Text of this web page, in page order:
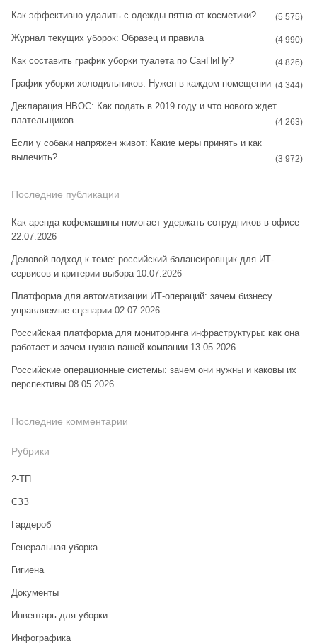
Как эффективно удалить с одежды пятна от косметики? (5 575)
Журнал текущих уборок: Образец и правила (4 990)
Как составить график уборки туалета по СанПиНу? (4 826)
График уборки холодильников: Нужен в каждом помещении (4 344)
Декларация НВОС: Как подать в 2019 году и что нового ждет
плательщиков
(4 263)
Если у собаки напряжен живот: Какие меры принять и как
вылечить?
(3 972)
Последние публикации
Как аренда кофемашины помогает удержать сотрудников в офисе
22.07.2026
Деловой подход к теме: российский балансировщик для ИТ-
сервисов и критерии выбора 10.07.2026
Платформа для автоматизации ИТ-операций: зачем бизнесу
управляемые сценарии 02.07.2026
Российская платформа для мониторинга инфраструктуры: как она
работает и зачем нужна вашей компании 13.05.2026
Российские операционные системы: зачем они нужны и каковы их
перспективы 08.05.2026
Последние комментарии
Рубрики
2-ТП
CЗЗ
Гардероб
Генеральная уборка
Гигиена
Документы
Инвентарь для уборки
Инфографика